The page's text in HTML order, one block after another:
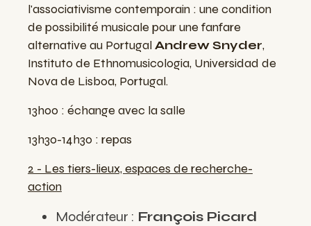
l'associativisme contemporain : une condition
de possibilité musicale pour une fanfare
alternative au PortugalAndrew Snyder,
Instituto de Ethnomusicologia, Universidad de
Nova de Lisboa, Portugal.
13h00 : échange avec la salle
13h30-14h30 : repas
2 - Les tiers-lieux, espaces de recherche-
action
Modérateur : François Picard